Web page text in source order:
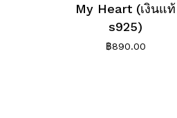
My Heart (เงินแท้
s925)
฿890.00